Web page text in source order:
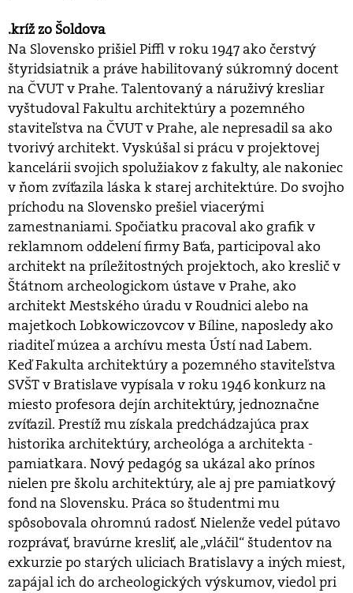
.kríž zo Šoldova
Na Slovensko prišiel Piffl v roku 1947 ako čerstvý
štyridsiatnik a práve habilitovaný súkromný docent
na ČVUT v Prahe. Talentovaný a náruživý kresliar
vyštudoval Fakultu architektúry a pozemného
staviteľstva na ČVUT v Prahe, ale nepresadil sa ako
tvorivý architekt. Vyskúšal si prácu v projektovej
kancelárii svojich spolužiakov z fakulty, ale nakoniec
v ňom zvíťazila láska k starej architektúre. Do svojho
príchodu na Slovensko prešiel viacerými
zamestnaniami. Spočiatku pracoval ako grafik v
reklamnom oddelení firmy Baťa, participoval ako
architekt na príležitostných projektoch, ako kreslič v
Štátnom archeologickom ústave v Prahe, ako
architekt Mestského úradu v Roudnici alebo na
majetkoch Lobkowiczovcov v Bíline, naposledy ako
riaditeľ múzea a archívu mesta Ústí nad Labem.
Keď Fakulta architektúry a pozemného staviteľstva
SVŠT v Bratislave vypísala v roku 1946 konkurz na
miesto profesora dejín architektúry, jednoznačne
zvíťazil. Prestíž mu získala predchádzajúca prax
historika architektúry, archeológa a architekta -
pamiatkara. Nový pedagóg sa ukázal ako prínos
nielen pre školu architektúry, ale aj pre pamiatkový
fond na Slovensku. Práca so študentmi mu
spôsobovala ohromnú radosť. Nielenže vedel pútavo
rozprávať, bravúrne kresliť, ale „vláčil“ študentov na
exkurzie po starých uliciach Bratislavy a iných miest,
zapájal ich do archeologických výskumov, viedol pri